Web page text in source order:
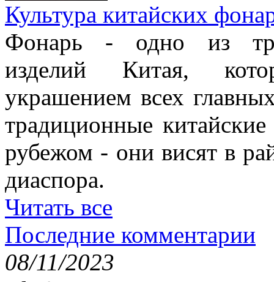
Культура китайских
Фонарь - одно из
изделий Китая,
украшением всех
традиционные
рубежом - они висят в
диаспора.
Читать все
Последние комментарии
08/11/2023